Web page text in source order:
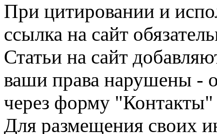
При цитировании и
ссылка на сайт
Статьи на сайт
ваши права нарушены -
через форму "Контакты"
Для размещения своих